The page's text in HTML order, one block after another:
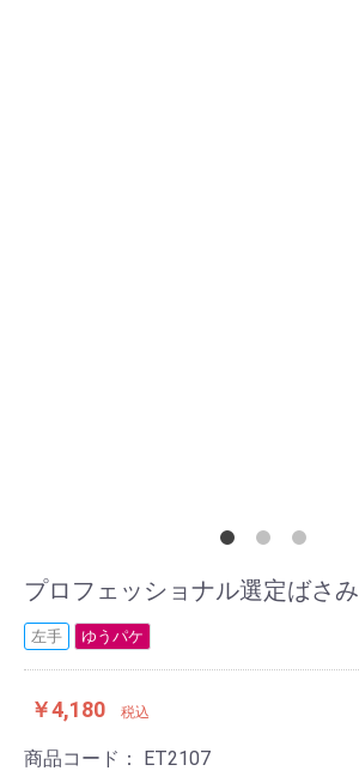
プロフェッショナル選定ばさみ
左手 ゆうパケ
￥4,180 税込
商品コード： ET2107